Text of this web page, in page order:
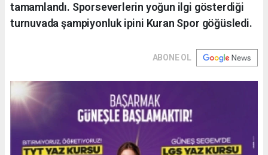
tamamlandı. Sporseverlerin yoğun ilgi gösterdiği
turnuvada şampiyonluk ipini Kuran Spor göğüsledi.
ABONE OL